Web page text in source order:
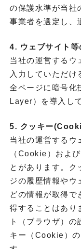
の保護水準が当社
事業者を選定し、
4. ウェブサイト等
当社の運営するウ
入力していただけ
全ページに暗号
Layer）を導入し
5. クッキー
当社の運営するウ
（Cookie）およ
とがあります。ク
ジの履歴情報やウ
どの情報が取得で
得することはあり
ト（ブラウザ）
キー（Cookie）